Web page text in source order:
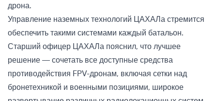
дрона.
Управление наземных технологий ЦАХАЛа стремится
обеспечить такими системами каждый батальон.
Старший офицер ЦАХАЛа пояснил, что лучшее
решение — сочетать все доступные средства
противодействия FPV-дронам, включая сетки над
бронетехникой и военными позициями, широкое